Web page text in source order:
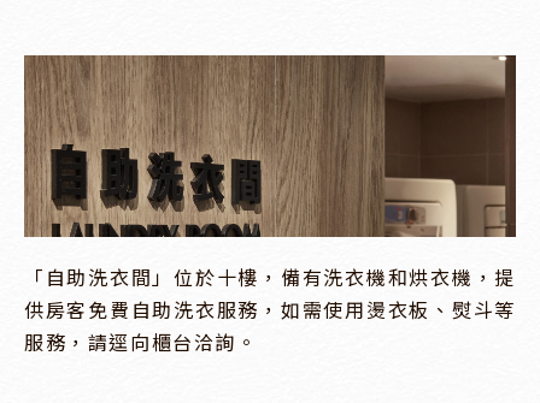
「自助洗衣間」位於十樓，備有洗衣機和烘衣機，提
供房客免費自助洗衣服務，如需使用燙衣板、熨斗等
服務，請逕向櫃台洽詢。